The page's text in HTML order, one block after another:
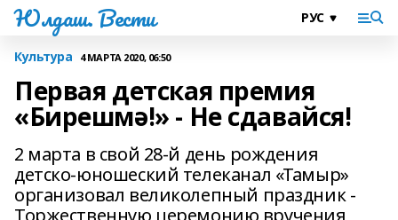
Юлдаш. Вести
Культура 4 МАРТА 2020, 06:50
Первая детская премия
«Бирешмә!» - Не сдавайся!
2 марта в свой 28-й день рождения
детско-юношеский телеканал «Тамыр»
организовал великолепный праздник -
Торжественную церемонию вручения